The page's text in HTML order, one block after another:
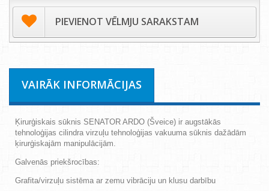
PIEVIENOT VĒLMJU SARAKSTAM
VAIRĀK INFORMĀCIJAS
Ķirurģiskais sūknis SENATOR ARDO (Šveice) ir augstākās
tehnoloģijas cilindra virzuļu tehnoloģijas vakuuma sūknis dažādām
ķirurģiskajām manipulācijām.
Galvenās priekšrocības:
Grafita/virzuļu sistēma ar zemu vibrāciju un klusu darbību